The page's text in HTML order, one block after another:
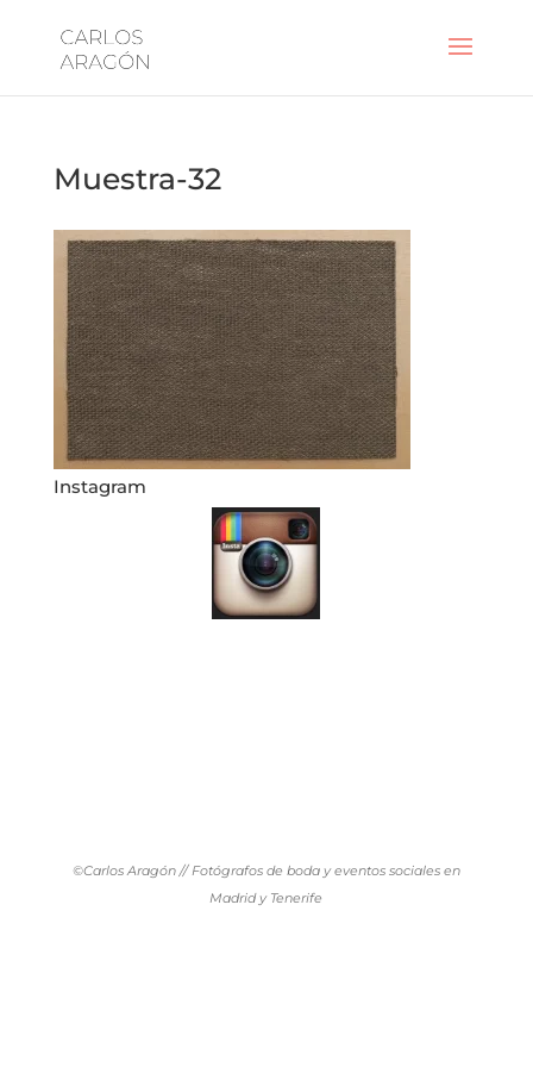
Muestra-32
Instagram
©Carlos Aragón // Fotógrafos de boda y eventos sociales en
Madrid y Tenerife